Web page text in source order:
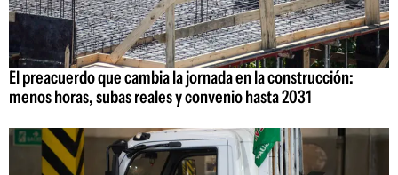
El preacuerdo que cambia la jornada en la construcción:
menos horas, subas reales y convenio hasta 2031